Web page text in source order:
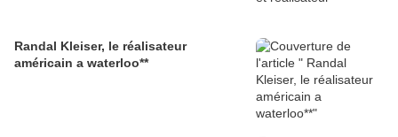
Randal Kleiser, le réalisateur
américain a waterloo**